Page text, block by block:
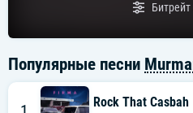
Битрейт
Популярные песни
Rock That Casbah